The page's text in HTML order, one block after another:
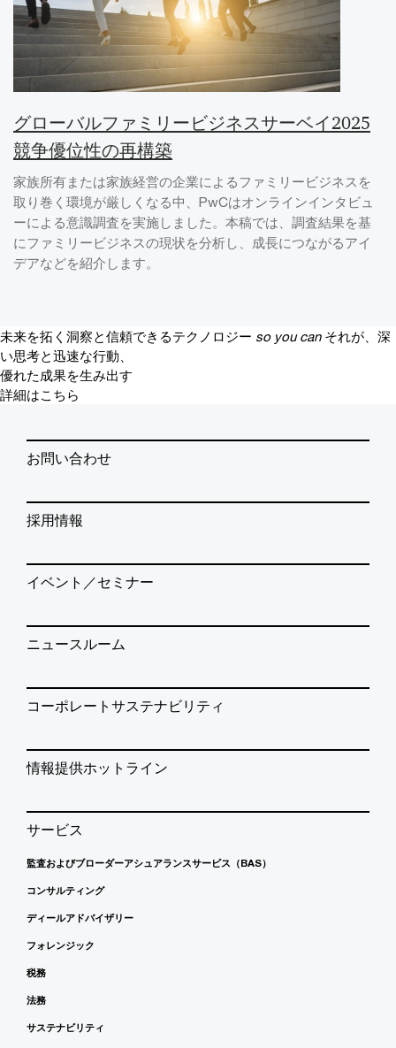
グローバルファミリービジネスサーベイ2025
競争優位性の再構築
家族所有または家族経営の企業によるファミリービジネスを
取り巻く環境が厳しくなる中、PwCはオンラインインタビュ
ーによる意識調査を実施しました。本稿では、調査結果を基
にファミリービジネスの現状を分析し、成長につながるアイ
デアなどを紹介します。
未来を拓く洞察と信頼できるテクノロジー so you can それが、深
い思考と迅速な行動、
優れた成果を生み出す
詳細はこちら
お問い合わせ
採用情報
イベント／セミナー
ニュースルーム
コーポレートサステナビリティ
情報提供ホットライン
サービス
監査およびブローダーアシュアランスサービス（BAS）
コンサルティング
ディールアドバイザリー
フォレンジック
税務
法務
サステナビリティ